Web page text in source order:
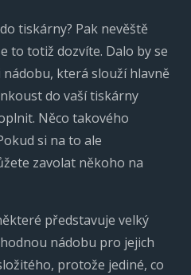
tiskárny? Pak nevěště
to totiž dozvíte. Dalo by se
která slouží hlavně
do vaší tiskárny
Něco takového
si na to ale
zavolat někoho na
představuje velký
nádobu pro jejich
protože jediné, co